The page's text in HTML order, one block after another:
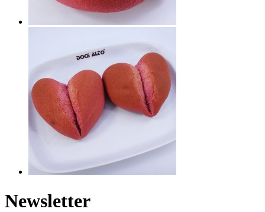
Newsletter